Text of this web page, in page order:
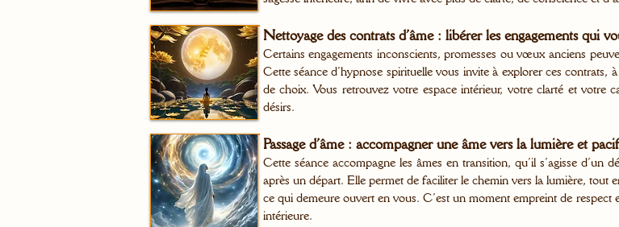
Nettoyage des contrats d’âme : libérer les engagements qui
Certains engagements inconscients, promesses ou vœux anciens
Cette séance d’hypnose spirituelle vous invite à explorer ces
de choix. Vous retrouvez votre espace intérieur, votre clarté et votre
désirs.
Passage d’âme : accompagner une âme vers la lumière et
Cette séance accompagne les âmes en transition, qu’il s’agisse
après un départ. Elle permet de faciliter le chemin vers la lumière,
ce qui demeure ouvert en vous. C’est un moment empreint de
intérieure.